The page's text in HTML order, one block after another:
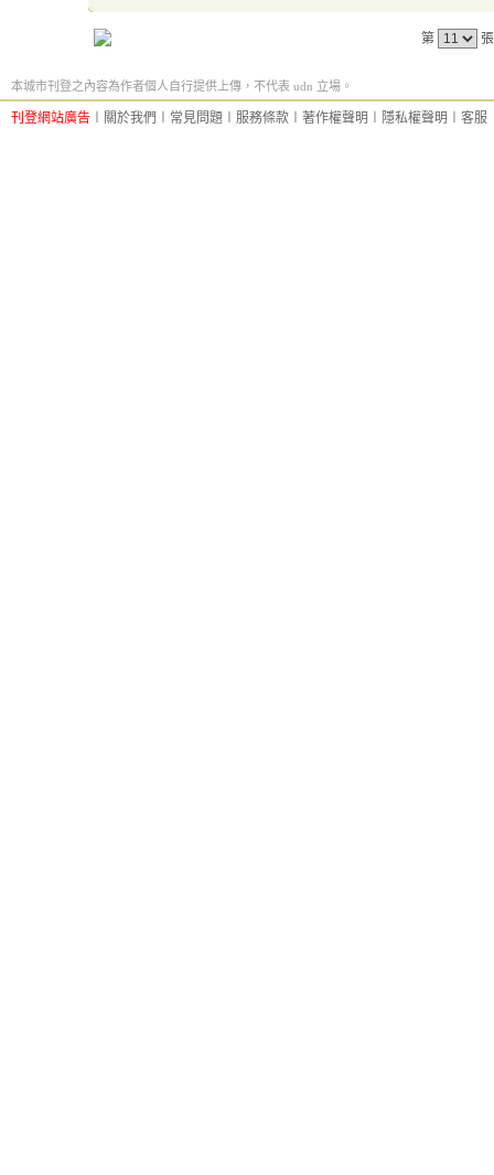
第
本城市刊登之內容為作者個人自行提供上傳，不代表 udn 立場。
刊登網站廣告 關於我們 常見問題 服務條款 著作權聲明 隱私權聲明 客服